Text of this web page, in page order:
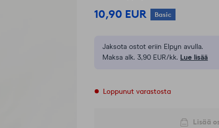
10,90 EUR Basic
Jaksota ostot eriin Elpyn avulla.
Maksa alk. 3,90 EUR/kk. Lue lisää
Loppunut varastosta
Lisää